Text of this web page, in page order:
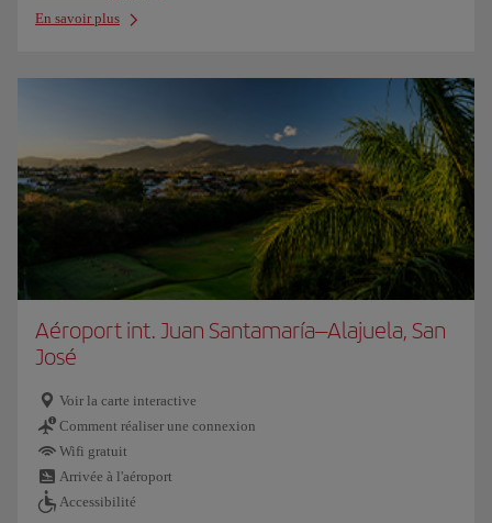
En savoir plus
Aéroport int. Juan Santamaría–Alajuela, San
José
Voir la carte interactive
Comment réaliser une connexion
Wifi gratuit
Arrivée à l'aéroport
Accessibilité